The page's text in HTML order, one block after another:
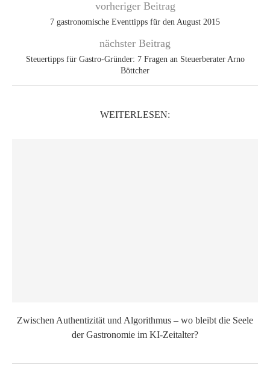
vorheriger Beitrag
7 gastronomische Eventtipps für den August 2015
nächster Beitrag
Steuertipps für Gastro-Gründer: 7 Fragen an Steuerberater Arno
Böttcher
WEITERLESEN:
Zwischen Authentizität und Algorithmus – wo bleibt die Seele
der Gastronomie im KI-Zeitalter?